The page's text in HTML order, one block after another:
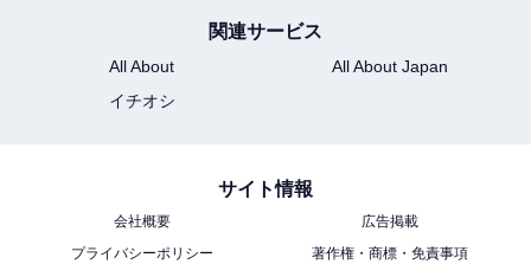
関連サービス
All About
All About Japan
イチオシ
サイト情報
会社概要
広告掲載
プライバシーポリシー
著作権・商標・免責事項